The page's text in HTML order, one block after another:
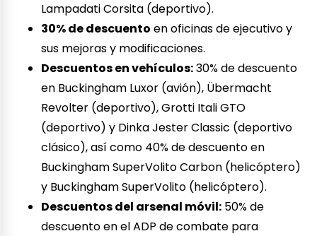
Lampadati Corsita (deportivo).
30% de descuento en oficinas de ejecutivo y
sus mejoras y modificaciones.
Descuentos en vehículos:30% de descuento
en Buckingham Luxor (avión), Übermacht
Revolter (deportivo), Grotti Itali GTO
(deportivo) y Dinka Jester Classic (deportivo
clásico), así como 40% de descuento en
Buckingham SuperVolito Carbon (helicóptero)
y Buckingham SuperVolito (helicóptero).
Descuentos del arsenal móvil: 50% de
descuento en el ADP de combate para